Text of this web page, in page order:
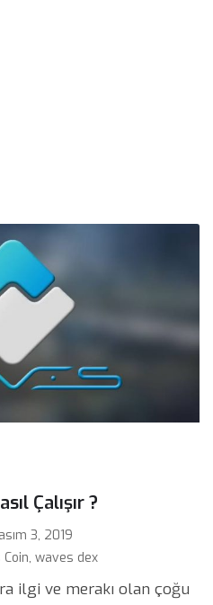
Çalışır ?
3, 2019
, waves dex
ilgi ve merakı olan çoğu